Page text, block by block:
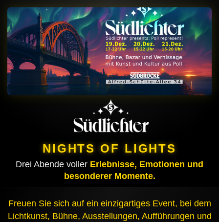
NIGHTS OF LIGHTS
Drei Abende voller Erlebnisse, Emotionen und
besonderer Momente.
Freuen Sie sich auf ein einzigartiges Event, bei dem
Lichtkunst, Bühne, Ausstellungen, Aufführungen und